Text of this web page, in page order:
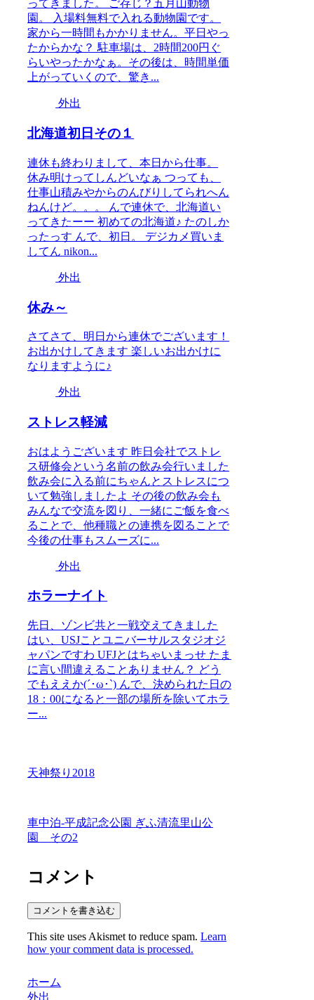
ってきました。 ご存じ？五月山動物
園。 入場料無料で入れる動物園です。
家から一時間もかかりません。平日やっ
たからかな？ 駐車場は、2時間200円ぐ
らいやったかなぁ。その後は、時間単価
上がっていくので、驚き...
外出
北海道初日その１
連休も終わりまして、本日から仕事。
休み明けってしんどいなぁ つっても、
仕事山積みやからのんびりしてられへん
ねんけど。。。 んで連休で、北海道い
ってきたーー 初めての北海道♪ たのしか
ったっす んで、初日。 デジカメ買いま
してん nikon...
外出
休み～
さてさて、明日から連休でございます！
お出かけしてきます 楽しいお出かけに
なりますように♪
外出
ストレス軽減
おはようございます 昨日会社でストレ
ス研修会という名前の飲み会行いました
飲み会に入る前にちゃんとストレスにつ
いて勉強しましたよ その後の飲み会も
みんなで交流を図り、一緒にご飯を食べ
ることで、他種職との連携を図ることで
今後の仕事もスムーズに...
外出
ホラーナイト
先日、ゾンビ共と一戦交えてきました
はい、USJことユニバーサルスタジオジ
ャパンですわ UFJとはちゃいまっせ たま
に言い間違えることありません？ どう
でもええか(´･ω･`) んで、決められた日の
18：00になると一部の場所を除いてホラ
ー...
天神祭り2018
車中泊-平成記念公園 ぎふ清流里山公
園 その2
コメント
コメントを書き込む
This site uses Akismet to reduce spam.Learn
how your comment data is processed.
ホーム
外出